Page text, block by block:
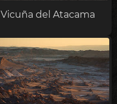
Vicuña del Atacama